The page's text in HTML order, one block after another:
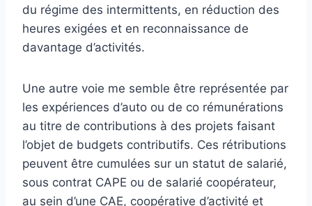
du régime des intermittents, en réduction des
heures exigées et en reconnaissance de
davantage d’activités.
Une autre voie me semble être représentée par
les expériences d’auto ou de co rémunérations
au titre de contributions à des projets faisant
l’objet de budgets contributifs. Ces rétributions
peuvent être cumulées sur un statut de salarié,
sous contrat CAPE ou de salarié coopérateur,
au sein d’une CAE, coopérative d’activité et